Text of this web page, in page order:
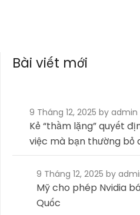
Bài viết mới
9 Tháng 12, 2025by admin
Kẻ “thầm lặng” quyết
việc mà bạn thường bỏ
9 Tháng 12, 2025 by
Mỹ cho phép Nvidia
Quốc